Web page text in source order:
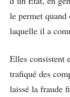
le permet
laquelle il a
Elles consistent
trafiqué des
laissé la fraude